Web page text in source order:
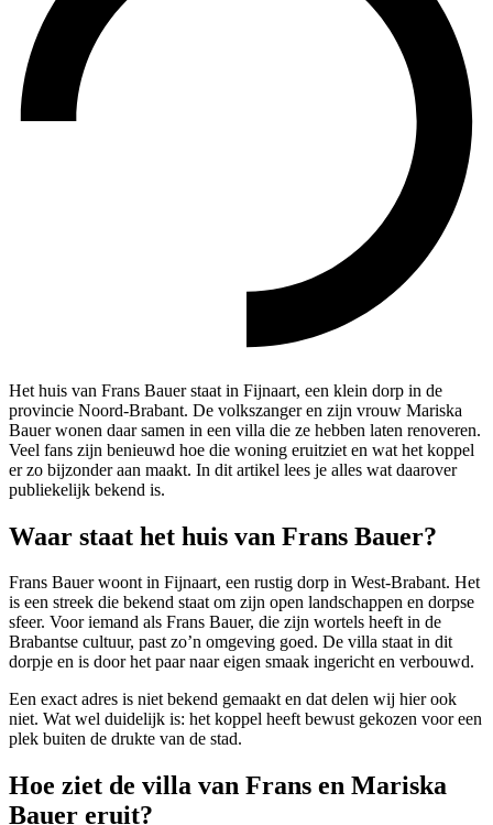
Het huis van Frans Bauer staat in Fijnaart, een klein dorp in de
provincie Noord-Brabant. De volkszanger en zijn vrouw Mariska
Bauer wonen daar samen in een villa die ze hebben laten renoveren.
Veel fans zijn benieuwd hoe die woning eruitziet en wat het koppel
er zo bijzonder aan maakt. In dit artikel lees je alles wat daarover
publiekelijk bekend is.
Waar staat het huis van Frans Bauer?
Frans Bauer woont in Fijnaart, een rustig dorp in West-Brabant. Het
is een streek die bekend staat om zijn open landschappen en dorpse
sfeer. Voor iemand als Frans Bauer, die zijn wortels heeft in de
Brabantse cultuur, past zo’n omgeving goed. De villa staat in dit
dorpje en is door het paar naar eigen smaak ingericht en verbouwd.
Een exact adres is niet bekend gemaakt en dat delen wij hier ook
niet. Wat wel duidelijk is: het koppel heeft bewust gekozen voor een
plek buiten de drukte van de stad.
Hoe ziet de villa van Frans en Mariska
Bauer eruit?